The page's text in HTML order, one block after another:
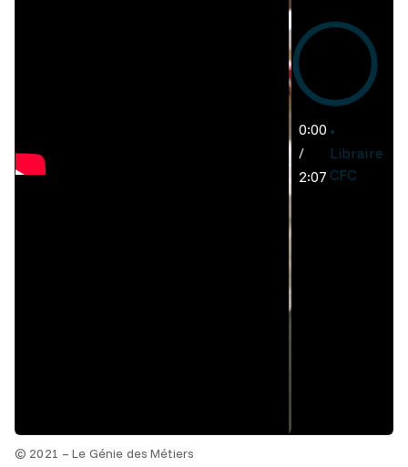
0:00
/
2:07
Libraire
CFC
© 2021 – Le Génie des Métiers